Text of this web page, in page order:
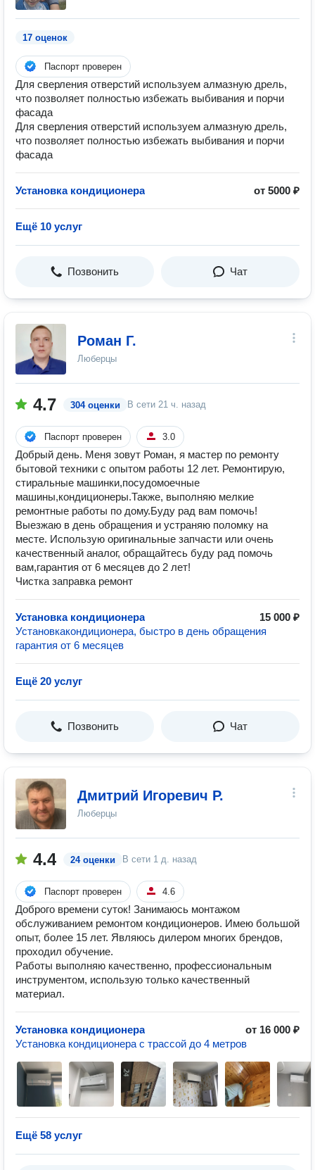
17 оценок
Паспорт проверен
Для сверления отверстий используем алмазную дрель,
что позволяет полностью избежать выбивания и порчи
фасада
Для сверления отверстий используем алмазную дрель,
что позволяет полностью избежать выбивания и порчи
фасада
Установка кондиционера от 5000 ₽
Ещё 10 услуг
Позвонить Чат
Роман Г.
Люберцы
4.7 304 оценки В сети 21 ч. назад
Паспорт проверен 3.0
Добрый день. Меня зовут Роман, я мастер по ремонту
бытовой техники с опытом работы 12 лет. Ремонтирую,
стиральные машинки,посудомоечные
машины,кондиционеры.Также, выполняю мелкие
ремонтные работы по дому.Буду рад вам помочь!
Выезжаю в день обращения и устраняю поломку на
месте. Использую оригинальные запчасти или очень
качественный аналог, обращайтесь буду рад помочь
вам,гарантия от 6 месяцев до 2 лет!
Чистка заправка ремонт
Установка кондиционера
15 000 ₽
Установкакондиционера, быстро в день обращения
гарантия от 6 месяцев
Ещё 20 услуг
Позвонить Чат
Дмитрий Игоревич Р.
Люберцы
4.4 24 оценки В сети 1 д. назад
Паспорт проверен 4.6
Доброго времени суток! Занимаюсь монтажом
обслуживанием ремонтом кондиционеров. Имею большой
опыт, более 15 лет. Являюсь дилером многих брендов,
проходил обучение.
Работы выполняю качественно, профессиональным
инструментом, использую только качественный
материал.
Установка кондиционера
от 16 000 ₽
Установка кондиционера с трассой до 4 метров
Ещё 58 услуг